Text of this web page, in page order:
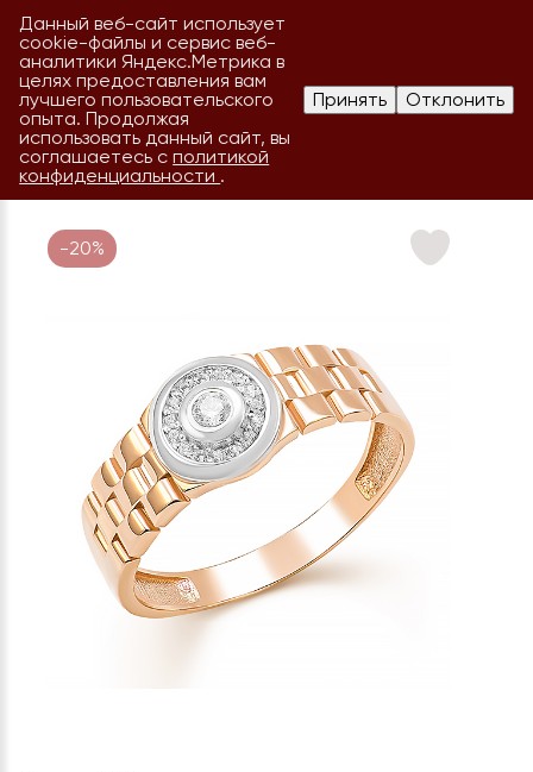
-20%
Данный веб-сайт использует
cookie-файлы и сервис веб-
аналитики Яндекс.Метрика в
целях предоставления вам
лучшего пользовательского
опыта. Продолжая
использовать данный сайт, вы
соглашаетесь сполитикой
конфиденциальности .
Принять Отклонить